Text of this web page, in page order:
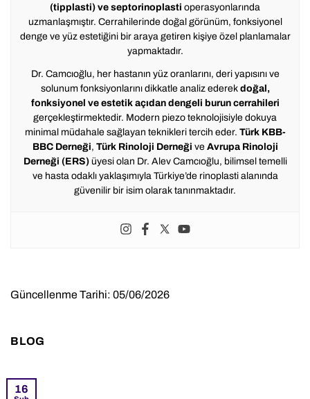
(tipplasti) ve septorinoplasti operasyonlarında
uzmanlaşmıştır. Cerrahilerinde doğal görünüm, fonksiyonel
denge ve yüz estetiğini bir araya getiren kişiye özel planlamalar
yapmaktadır.
Dr. Camcıoğlu, her hastanın yüz oranlarını, deri yapısını ve
solunum fonksiyonlarını dikkatle analiz ederek doğal,
fonksiyonel ve estetik açıdan dengeli burun cerrahileri
gerçekleştirmektedir. Modern piezo teknolojisiyle dokuya
minimal müdahale sağlayan teknikleri tercih eder. Türk KBB-
BBC Derneği, Türk Rinoloji Derneği ve Avrupa Rinoloji
Derneği (ERS)üyesi olan Dr. Alev Camcıoğlu, bilimsel temelli
ve hasta odaklı yaklaşımıyla Türkiye’de rinoplasti alanında
güvenilir bir isim olarak tanınmaktadır.
Güncellenme Tarihi: 05/06/2026
BLOG
16